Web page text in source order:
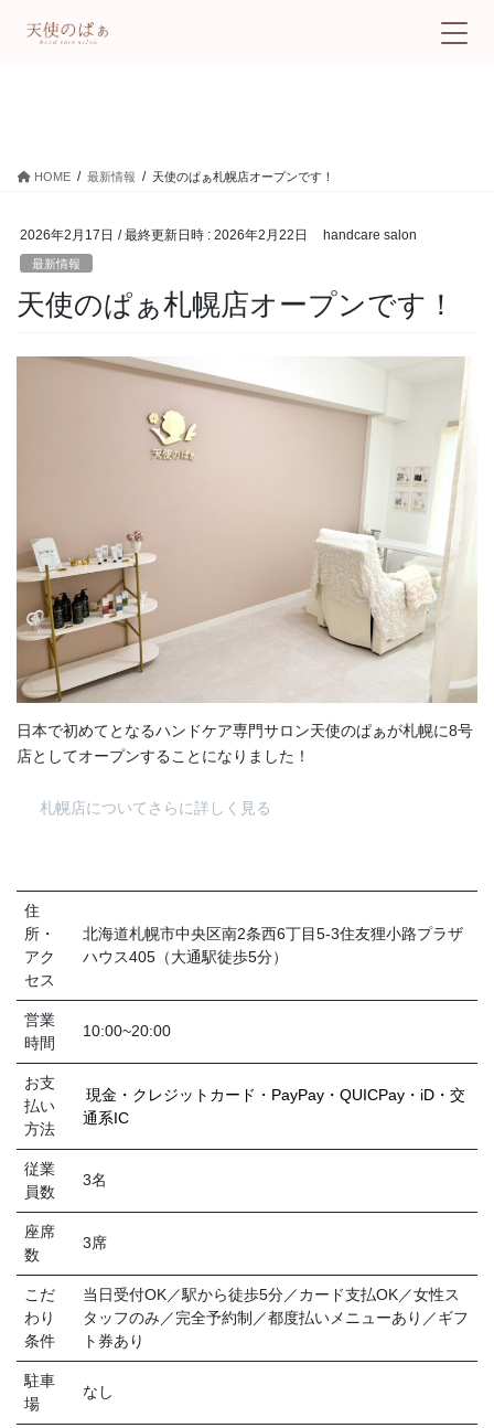
HOME 最新情報 天使のぱぁ札幌店オープンです！
2026年2月17日 / 最終更新日時 : 2026年2月22日 handcare salon
最新情報
天使のぱぁ札幌店オープンです！
日本で初めてとなるハンドケア専門サロン天使のぱぁが札幌に8号
店としてオープンすることになりました！
札幌店についてさらに詳しく見る
住
所・
アク
セス
北海道札幌市中央区南2条西6丁目5-3住友狸小路プラザ
ハウス405（大通駅徒歩5分）
営業
時間
10:00~20:00
お支
払い
方法
現金・クレジットカード・PayPay・QUICPay・iD・交
通系IC
従業
員数
3名
座席
数
3席
こだ
わり
条件
当日受付OK／駅から徒歩5分／カード支払OK／女性ス
タッフのみ／完全予約制／都度払いメニューあり／ギフ
ト券あり
駐車
場
なし